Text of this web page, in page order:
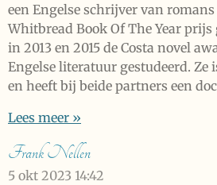
een Engelse schrijver van romans
Whitbread Book Of The Year
in 2013 en 2015 de Costa novel
Engelse literatuur gestudeerd. Ze
en heeft bij beide partners een
Lees meer »
Frank Nellen
5 okt 2023 14:42